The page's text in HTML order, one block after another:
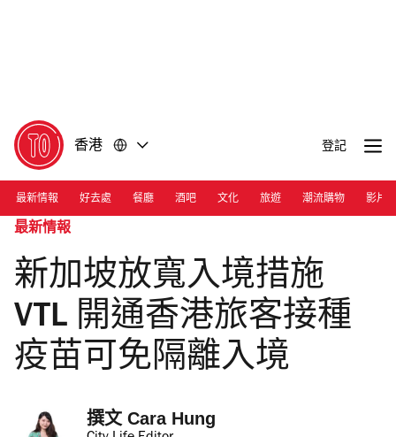
香港 登記
最新情報 好去處 餐廳 酒吧 文化 旅遊 潮流購物 影片
最新情報
新加坡放寬入境措施
VTL 開通香港旅客接種
疫苗可免隔離入境
撰文 Cara Hung